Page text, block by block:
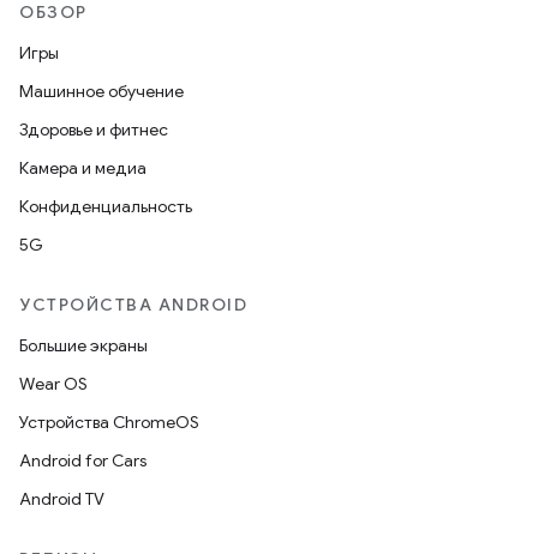
ОБЗОР
Игры
Машинное обучение
Здоровье и фитнес
Камера и медиа
Конфиденциальность
5G
УСТРОЙСТВА ANDROID
Большие экраны
Wear OS
Устройства ChromeOS
Android for Cars
Android TV